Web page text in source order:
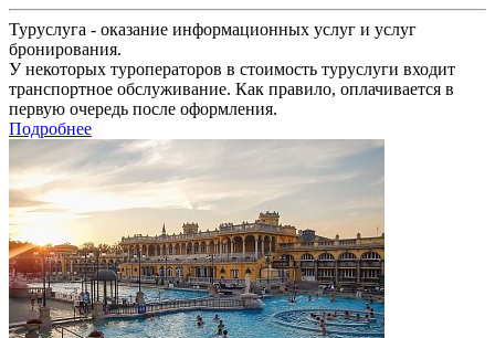
Туруслуга - оказание информационных услуг и услуг
бронирования.
У некоторых туроператоров в стоимость туруслуги входит
транспортное обслуживание. Как правило, оплачивается в
первую очередь после оформления.
Подробнее